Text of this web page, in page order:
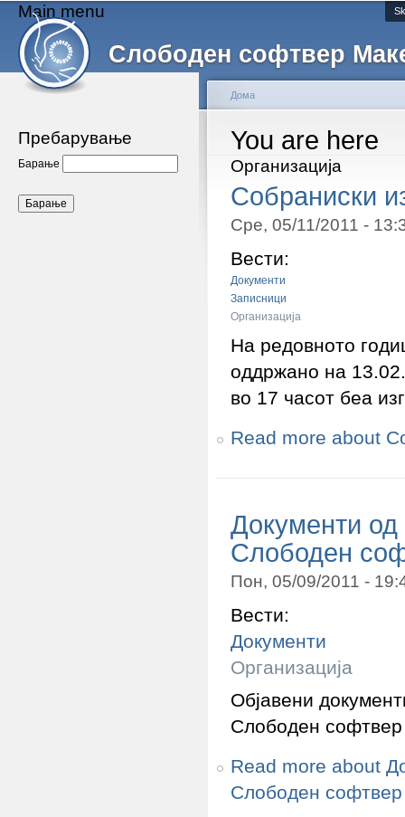
Слободен софтвер
Main menu
Пребарување
Барање
You are here
Дома
Организација
Собраниски
Сре, 05/11/2011 -
Вести:
Документи
Записници
Организација
На редовното
оддржано на
во 17 часот беа
Read more about
Документи од
Слободен
Пон, 05/09/2011 -
Вести:
Документи
Организација
Објавени
Слободен
Read more about
Слободен